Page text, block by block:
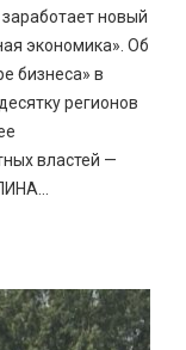
новый
экономика». Об
бизнеса» в
регионов
властей —